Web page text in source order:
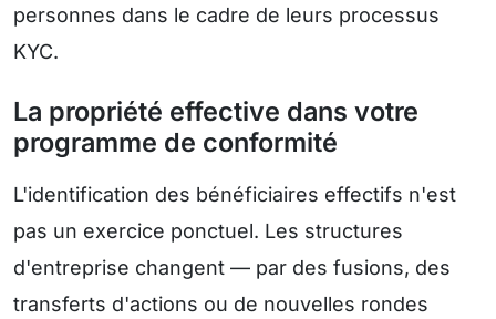
personnes dans le cadre de leurs processus
KYC.
La propriété effective dans votre
programme de conformité
L'identification des bénéficiaires effectifs n'est
pas un exercice ponctuel. Les structures
d'entreprise changent — par des fusions, des
transferts d'actions ou de nouvelles rondes